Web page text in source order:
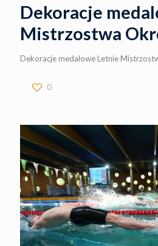
Dekoracje
Mistrzostwa
Dekoracje medalowe Letnie
0